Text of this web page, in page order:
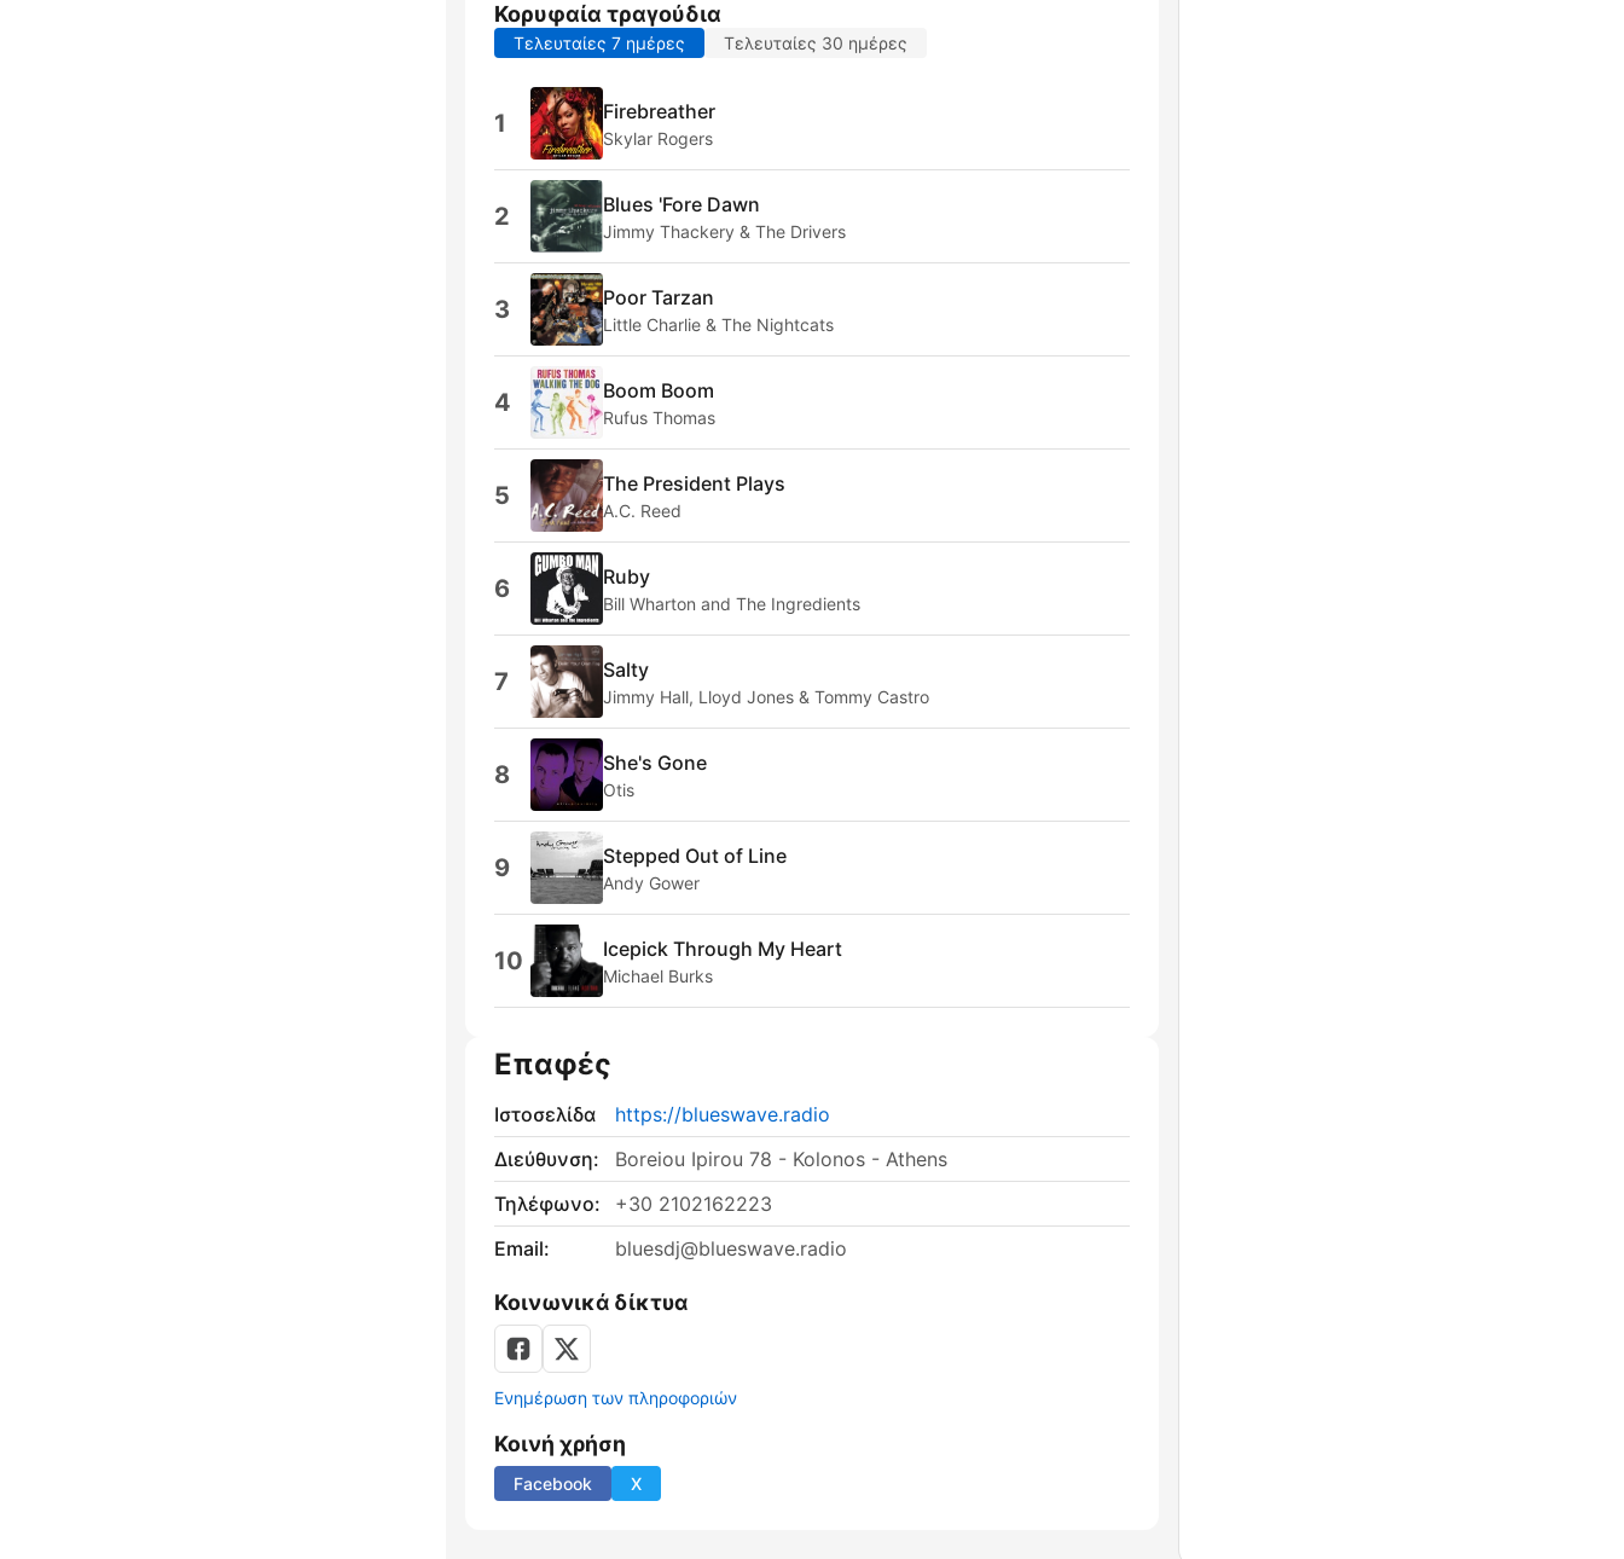
Κορυφαία τραγούδια
Τελευταίες 7 ημέρες Τελευταίες 30 ημέρες
1 Firebreather
Skylar Rogers
2 Blues 'Fore Dawn
Jimmy Thackery & The Drivers
3 Poor Tarzan
Little Charlie & The Nightcats
4 Boom Boom
Rufus Thomas
5 The President Plays
A.C. Reed
6 Ruby
Bill Wharton and The Ingredients
7 Salty
Jimmy Hall, Lloyd Jones & Tommy Castro
8 She's Gone
Otis
9 Stepped Out of Line
Andy Gower
10 Icepick Through My Heart
Michael Burks
Επαφές
Ιστοσελίδα
https://blueswave.radio
Διεύθυνση:
Boreiou Ipirou 78 - Kolonos - Athens
Τηλέφωνο:
+30 2102162223
Email:
bluesdj@blueswave.radio
Κοινωνικά δίκτυα
Ενημέρωση των πληροφοριών
Κοινή χρήση
Facebook X